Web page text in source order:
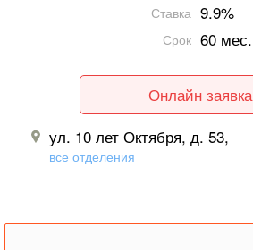
Ставка 9.9%
Срок 60 мес.
Онлайн заявка
ул. 10 лет Октября, д. 53,
все отделения